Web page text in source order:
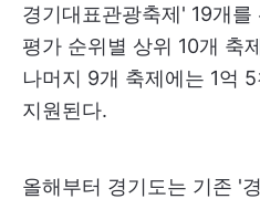
경기대표관광축제' 19개
평가 순위별 상위 10개 축
나머지 9개 축제에는 1억
지원된다.
올해부터 경기도는 기존 '